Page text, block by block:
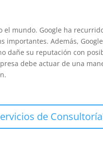
el mundo. Google ha
importantes. Además, Google
dañe su reputación con
debe actuar de una
de